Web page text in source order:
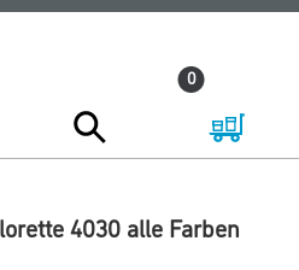
0
4030 alle Farben